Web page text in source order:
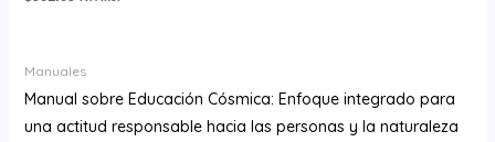
Manuales
Manual sobre Educación Cósmica: Enfoque integrado para
una actitud responsable hacia las personas y la naturaleza